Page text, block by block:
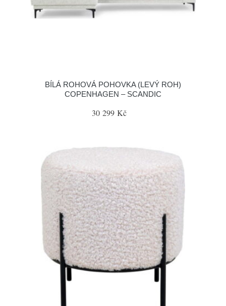
BÍLÁ ROHOVÁ POHOVKA (LEVÝ ROH)
COPENHAGEN – SCANDIC
30 299 Kč